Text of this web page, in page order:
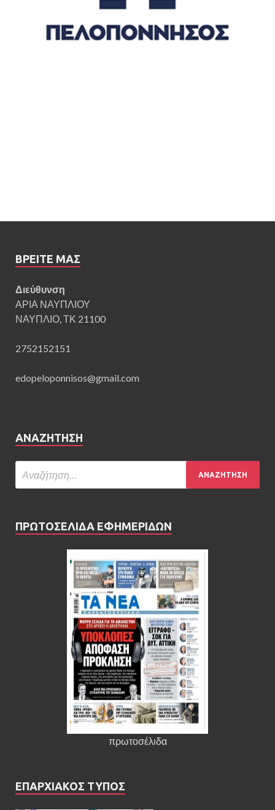
ΒΡΕΊΤΕ ΜΑΣ
Διεύθυνση
ΑΡΙΑ ΝΑΥΠΛΙΟΥ
ΝΑΥΠΛΙΟ, ΤΚ 21100
2752152151
edopeloponnisos@gmail.com
ΑΝΑΖΉΤΗΣΗ
ΠΡΩΤΟΣΕΛΙΔΑ ΕΦΗΜΕΡΙΔΩΝ
πρωτοσέλιδα
ΕΠΑΡΧΙΑΚΟΣ ΤΥΠΟΣ